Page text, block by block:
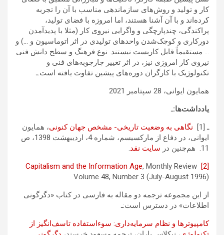
کار و تولید و روش‌های سازماندهی مناسب با آن را تجربه
کرده‌اند و با آن آشنا هستند، اما امروزه با فضای تولید،
پراکندگی، چندپارچگی و واگرایی نیروی کار (مثلا با پدیدآمدن
دورکاری و کوچک‌شدن واحدهای تولیدی در اثر اتوماسیون و …) و
… مستقیماً قابل کاربست نیستند. نوع فرهنگ و سطح دانش فنی
نیروی کار امروزی نیز، در اثر تغییر چارچوبه‌های فنی و
تکنولوژیک با کارگران دوره‌های پیشین تفاوت یافته است.ـ
همایون ایوانی، 28 سپتامبر 2021
یادداشت‌ها:ـ
ـ [1]
نگاهی به وضعیت تاریخی- مشخص جهان کنونی، همایون
ایوانی، در دفاع از مارکسیسم، شماره 4، اردیبهشت 1398، ص
11. هم‌چنین در
سایت نقد.
[2]
Capitalism and the Information Age, Monthly Review
Volume 48, Number 3 (July-August 1996)
از این مجموعه ترجمه دو مقاله به فارسی در کتاب «دگرگونی
اطلاعات» در دسترس است:ـ
کامپیوترها و نظام سرمایه‌داری: سوءاستفاده تاسف‌انگیز از